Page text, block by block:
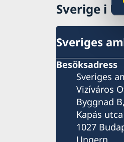
Sverige i
Sveriges
Besöksadress
Sveriges
Vizíváros
Byggnad
Kapás
1027
Ungern